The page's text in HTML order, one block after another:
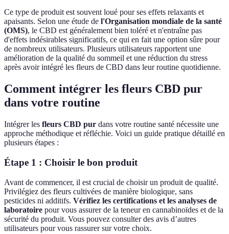
Ce type de produit est souvent loué pour ses effets relaxants et
apaisants. Selon une étude de l'Organisation mondiale de la santé
(OMS), le CBD est généralement bien toléré et n'entraîne pas
d'effets indésirables significatifs, ce qui en fait une option sûre pour
de nombreux utilisateurs. Plusieurs utilisateurs rapportent une
amélioration de la qualité du sommeil et une réduction du stress
après avoir intégré les fleurs de CBD dans leur routine quotidienne.
Comment intégrer les fleurs CBD pur
dans votre routine
Intégrer les fleurs CBD pur dans votre routine santé nécessite une
approche méthodique et réfléchie. Voici un guide pratique détaillé en
plusieurs étapes :
Étape 1 : Choisir le bon produit
Avant de commencer, il est crucial de choisir un produit de qualité.
Privilégiez des fleurs cultivées de manière biologique, sans
pesticides ni additifs. Vérifiez les certifications et les analyses de
laboratoire pour vous assurer de la teneur en cannabinoïdes et de la
sécurité du produit. Vous pouvez consulter des avis d’autres
utilisateurs pour vous rassurer sur votre choix.